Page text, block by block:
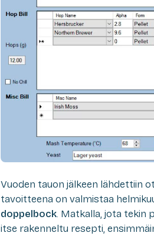
Vuoden tauon jälkeen lähdettiin
tavoitteena on valmistaa
doppelbock. Matkalla, jota tekin
itse rakenneltu resepti,